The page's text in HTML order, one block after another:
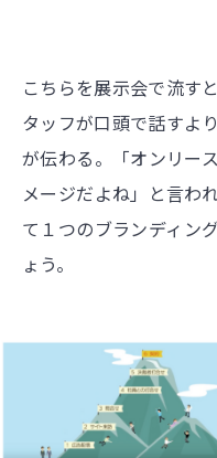
こちらを展示会で流す
タッフが口頭で話すよ
が伝わる。「オンリー
メージだよね」と言わ
て１つのブランディン
ょう。